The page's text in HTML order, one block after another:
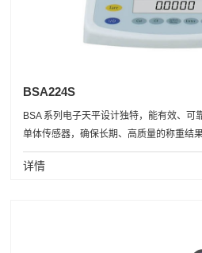
BSA224S
BSA 系列电子天平设计独特，能有效、可
单体传感器，确保长期、高质量的称重结
详情